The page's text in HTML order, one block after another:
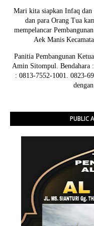
Mari kita siapkan Infaq dan
dan para Orang Tua
mempelancar
Aek Manis
Panitia Pembangunan
Amin Sitompul. Bendahara
: 0813-7552-1001. 0823-
PUBLIC